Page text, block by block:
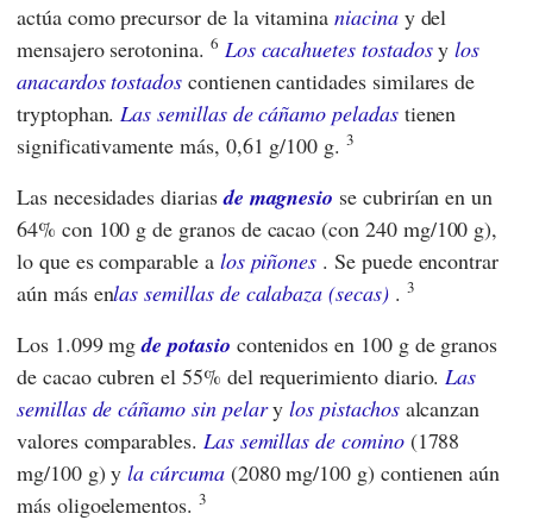
actúa como precursor de la vitaminaniacinay del
mensajero serotonina. 6 Los cacahuetes tostadosylos
anacardos tostados contienen cantidades similares de
tryptophan.Las semillas de cáñamo peladastienen
significativamente más, 0,61 g/100 g. 3
Las necesidades diariasde magnesio se cubrirían en un
64% con 100 g de granos de cacao (con 240 mg/100 g),
lo que es comparable a los piñones . Se puede encontrar
aún más enlas semillas de calabaza (secas). 3
Los 1.099 mgde potasio contenidos en 100 g de granos
de cacao cubren el 55% del requerimiento diario.Las
semillas de cáñamo sin pelarylos pistachosalcanzan
valores comparables. Las semillas de comino(1788
mg/100 g) yla cúrcuma(2080 mg/100 g) contienen aún
más oligoelementos. 3